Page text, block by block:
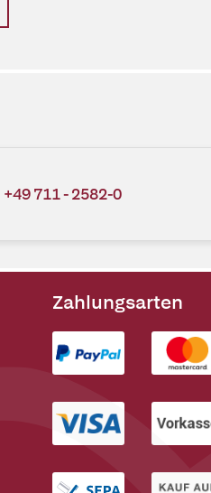
+49 711 - 2582-0
Zahlungsarten